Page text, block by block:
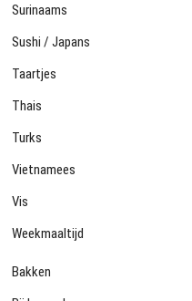
Surinaams
Sushi / Japans
Taartjes
Thais
Turks
Vietnamees
Vis
Weekmaaltijd
Bakken